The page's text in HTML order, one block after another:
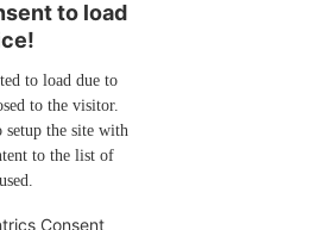
to load
to load due to
to the visitor.
setup the site with
to the list of
Consent